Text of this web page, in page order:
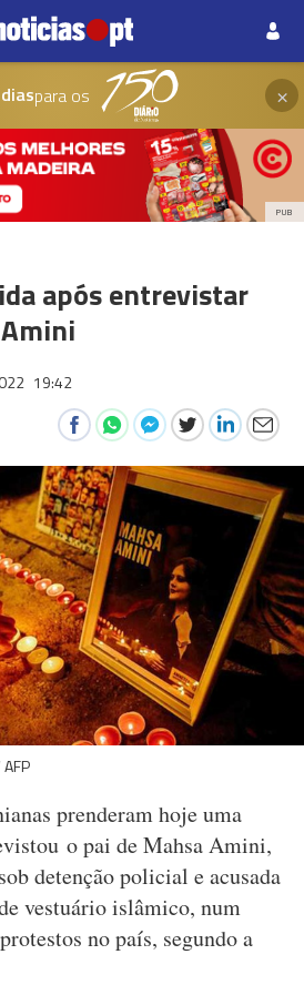
para os ×
PUB
após entrevistar
19:42
prenderam hoje uma
o pai de Mahsa Amini,
detenção policial e acusada
vestuário islâmico, num
no país, segundo a